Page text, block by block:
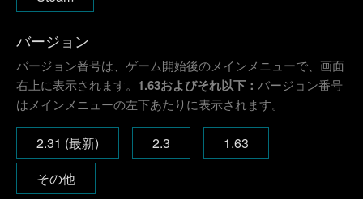
バージョン
バージョン番号は、ゲーム開始後のメインメニューで、画面
右上に表示されます。 1.63およびそれ以下： バージョン番号
はメインメニューの左下あたりに表示されます。
2.31 (最新) 2.3
1.63
その他